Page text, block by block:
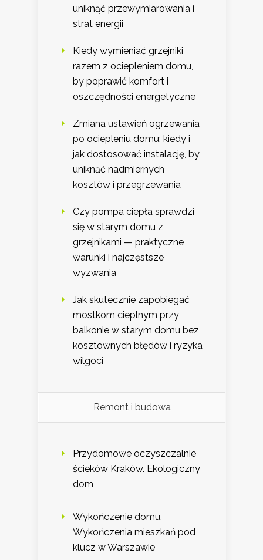
uniknąć przewymiarowania i
strat energii
Kiedy wymieniać grzejniki
razem z ociepleniem domu,
by poprawić komfort i
oszczędności energetyczne
Zmiana ustawień ogrzewania
po ociepleniu domu: kiedy i
jak dostosować instalację, by
uniknąć nadmiernych
kosztów i przegrzewania
Czy pompa ciepła sprawdzi
się w starym domu z
grzejnikami — praktyczne
warunki i najczęstsze
wyzwania
Jak skutecznie zapobiegać
mostkom cieplnym przy
balkonie w starym domu bez
kosztownych błędów i ryzyka
wilgoci
Remont i budowa
Przydomowe oczyszczalnie
ścieków Kraków. Ekologiczny
dom
Wykończenie domu,
Wykończenia mieszkań pod
klucz w Warszawie